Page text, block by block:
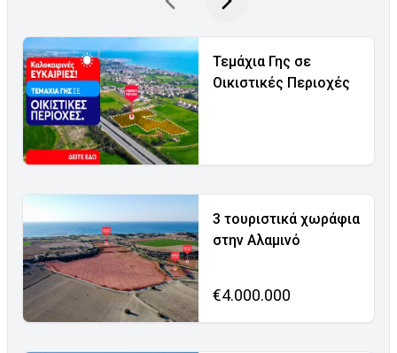
Τεμάχια Γης σε
Οικιστικές Περιοχές
3 τουριστικά χωράφια
στην Αλαμινό
€4.000.000